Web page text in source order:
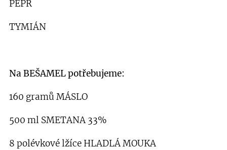
PEPŘ
TYMIÁN
Na BEŠAMEL potřebujeme:
160 gramů MÁSLO
500 ml SMETANA 33%
8 polévkové lžíce HLADLÁ MOUKA